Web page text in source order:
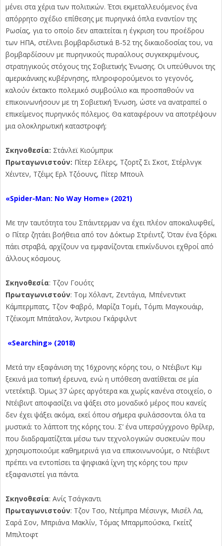
μένει στα χέρια των πολιτικών. Έτσι εκμεταλλευόμενος ένα
απόρρητο σχέδιο επίθεσης με πυρηνικά όπλα εναντίον της
Ρωσίας, για το οποίο δεν απαιτείται η έγκριση του προέδρου
των ΗΠΑ, στέλνει βομβαρδιστικά Β-52 της δικαιοδοσίας του, να
βομβαρδίσουν με πυρηνικούς πυραύλους συγκεκριμένους,
στρατηγικούς στόχους της Σοβιετικής Ένωσης. Οι υπεύθυνοι της
αμερικάνικης κυβέρνησης, πληροφορούμενοι το γεγονός,
καλούν έκτακτο πολεμικό συμβούλιο και προσπαθούν να
επικοινωνήσουν με τη Σοβιετική Ένωση, ώστε να ανατραπεί ο
επικείμενος πυρηνικός πόλεμος. Θα καταφέρουν να αποτρέψουν
μια ολοκληρωτική καταστροφή;
Σκηνοθεσία: Στάνλεϊ Κιούμπρικ
Πρωταγωνιστούν: Πίτερ Σέλερς, Τζορτζ Σι Σκοτ, Στέρλνγκ
Χέιντεν, Τζέιμς Ερλ Τζόουνς, Πίτερ Μπουλ
«Spider-Man: No Way Home» (2021)
Με την ταυτότητα του Σπάιντερμαν να έχει πλέον αποκαλυφθεί,
ο Πίτερ ζητάει βοήθεια από τον Δόκτωρ Στρέιντζ. Όταν ένα ξόρκι
πάει στραβά, αρχίζουν να εμφανίζονται επικίνδυνοι εχθροί από
άλλους κόσμους.
Σκηνοθεσία: Τζον Γουότς
Πρωταγωνιστούν: Τομ Χόλαντ, Ζεντάγια, Μπένεντικτ
Κάμπερμπατς, Τζον Φαβρό, Μαρίζα Τομέι, Τόμπι Μαγκουάιρ,
Τζέικομπ Μπάταλον, Άντριου Γκάρφιλντ
«Searching» (2018)
Μετά την εξαφάνιση της 16χρονης κόρης του, o Ντέιβιντ Κιμ
ξεκινά μια τοπική έρευνα, ενώ η υπόθεση ανατίθεται σε μία
ντετέκτιβ. Όμως 37 ώρες αργότερα και χωρίς κανένα στοιχείο, ο
Ντέιβιντ αποφασίζει να ψάξει στο μοναδικό μέρος που κανείς
δεν έχει ψάξει ακόμα, εκεί όπου σήμερα φυλάσσονται όλα τα
μυστικά: το λάπτοπ της κόρης του. Σ’ ένα υπερσύγχρονο θρίλερ,
που διαδραματίζεται μέσω των τεχνολογικών συσκευών που
χρησιμοποιούμε καθημερινά για να επικοινωνούμε, ο Ντέιβιντ
πρέπει να εντοπίσει τα ψηφιακά ίχνη της κόρης του πριν
εξαφανιστεί για πάντα.
Σκηνοθεσία: Ανίς Τσάγκαντι
Πρωταγωνιστούν: Τζον Τσο, Ντέμπρα Μέσινγκ, Μισέλ Λα,
Σαρά Σον, Μπριάνα Μακλίν, Τόμας Μπαρμπούσκα, Γκείτζ
Μπιλτοφτ